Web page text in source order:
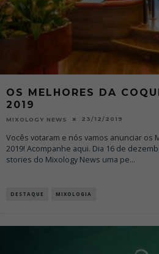
OS MELHORES DA
2019
MIXOLOGY NEWS 23/12/2019
Vocês votaram e nós vamos anunciar os
2019! Acompanhe aqui. Dia 16 de
stories do Mixology News uma pe...
DESTAQUE MIXOLOGIA